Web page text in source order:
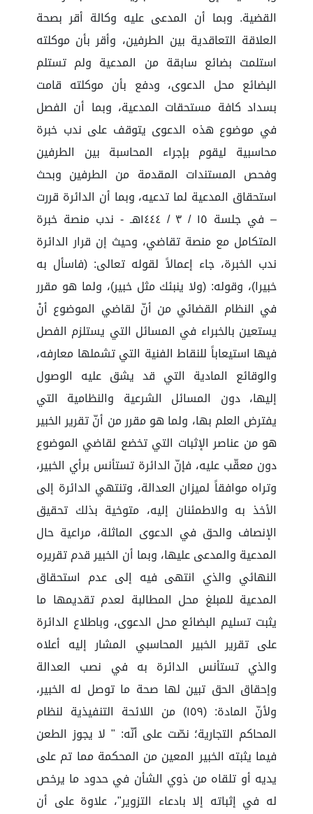
القضية. وبما أن المدعى عليه وكالة أقر بصحة
العلاقة التعاقدية بين الطرفين، وأقر بأن موكلته
استلمت بضائع سابقة من المدعية ولم تستلم
البضائع محل الدعوى، ودفع بأن موكلته قامت
بسداد كافة مستحقات المدعية، وبما أن الفصل
في موضوع هذه الدعوى يتوقف على ندب خبرة
محاسبية ليقوم بإجراء المحاسبة بين الطرفين
وفحص المستندات المقدمة من الطرفين وبحث
استحقاق المدعية لما تدعيه، وبما أن الدائرة قررت
– في جلسة ١٥ / ٣ / ١٤٤٤هـ - ندب منصة خبرة
المتكامل مع منصة تقاضي، وحيث إن قرار الدائرة
ندب الخبرة، جاء إعمالاً لقوله تعالى: (فاسأل به
خبيرا)، وقوله: (ولا ينبئك مثل خبير)، ولما هو مقرر
في النظام القضائي من أنّ لقاضي الموضوع أنْ
يستعين بالخبراء في المسائل التي يستلزم الفصل
فيها استيعاباً للنقاط الفنية التي تشملها معارفه،
والوقائع المادية التي قد يشق عليه الوصول
إليها، دون المسائل الشرعية والنظامية التي
يفترض العلم بها، ولما هو مقرر من أنّ تقرير الخبير
هو من عناصر الإثبات التي تخضع لقاضي الموضوع
دون معقّب عليه، فإنّ الدائرة تستأنس برأي الخبير،
وتراه موافقاً لميزان العدالة، وتنتهي الدائرة إلى
الأخذ به والاطمئنان إليه، متوخية بذلك تحقيق
الإنصاف والحق في الدعوى الماثلة، مراعية حال
المدعية والمدعى عليها، وبما أن الخبير قدم تقريره
النهائي والذي انتهى فيه إلى عدم استحقاق
المدعية للمبلغ محل المطالبة لعدم تقديمها ما
يثبت تسليم البضائع محل الدعوى، وباطلاع الدائرة
على تقرير الخبير المحاسبي المشار إليه أعلاه
والذي تستأنس الدائرة به في نصب العدالة
وإحقاق الحق تبين لها صحة ما توصل له الخبير،
ولأنّ المادة: (١٥٩) من اللائحة التنفيذية لنظام
المحاكم التجارية؛ نصّت على أنّه: " لا يجوز الطعن
فيما يثبته الخبير المعين من المحكمة مما تم على
يديه أو تلقاه من ذوي الشأن في حدود ما يرخص
له في إثباته إلا بادعاء التزوير"، علاوة على أن